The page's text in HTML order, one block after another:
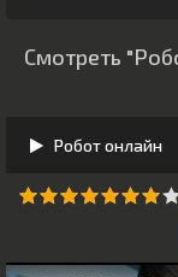
Смотреть
Робот онлайн